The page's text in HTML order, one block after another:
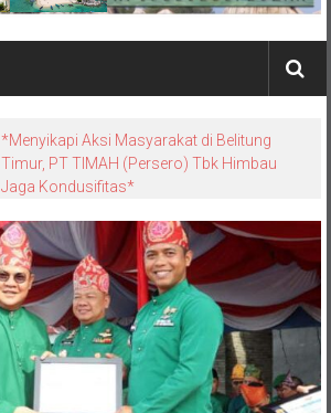
*Satgas Tricakti vs Polisi di Belitung: Ketika
Negara Beradu Otoritas di Atas 52,5 Ton
Pasir Timah*